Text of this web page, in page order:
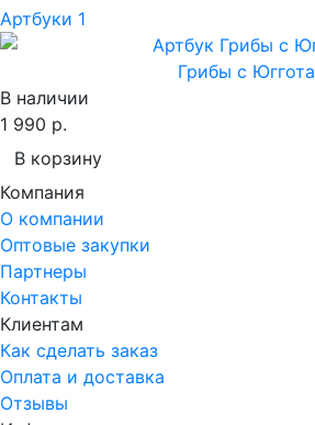
Артбуки 1
Грибы с Юггота
В наличии
1 990 р.
В корзину
Компания
О компании
Оптовые закупки
Партнеры
Контакты
Клиентам
Как сделать заказ
Оплата и доставка
Отзывы